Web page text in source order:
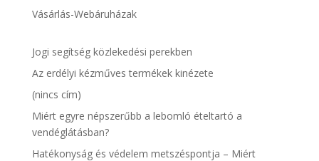
Vásárlás-Webáruházak
Jogi segítség közlekedési perekben
Az erdélyi kézműves termékek kinézete
(nincs cím)
Miért egyre népszerűbb a lebomló ételtartó a
vendéglátásban?
Hatékonyság és védelem metszéspontja – Miért